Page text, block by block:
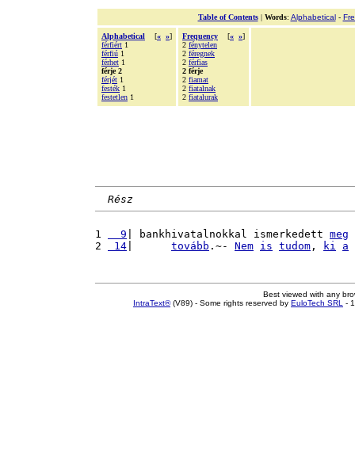
Table of Contents| Words: Alphabetical-
Alphabetical [« »]
férfiért 1
férfiú 1
férhet 1
férje 2
férjét 1
festék 1
festetlen 1
Frequency [« »]
2 fénytelen
2 féregnek
2 férfias
2 férje
2 fiamat
2 fiatalnak
2 fiatalurak
Rész
1
  9
| bankhivatalnokkal ismerkedett meg
2
14 tovább .~- Nem is tudom , ki a
Best viewed with any
IntraText®(V89) - Some rights reserved by EuloTech SRL -